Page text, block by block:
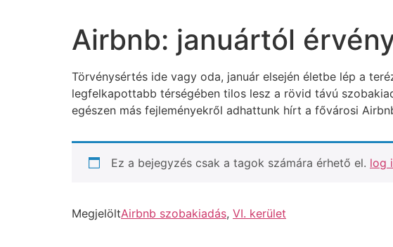
Airbnb: januártól
Törvénysértés ide vagy oda, január elsején életbe lép a
legfelkapottabb térségében tilos lesz a rövid távú
egészen más fejleményekről adhattunk hírt a fővárosi
Ez a bejegyzés csak a tagok számára érhető el. log
MegjelöltAirbnb szobakiadás, VI. kerület